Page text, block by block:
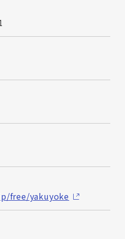
free/yakuyoke